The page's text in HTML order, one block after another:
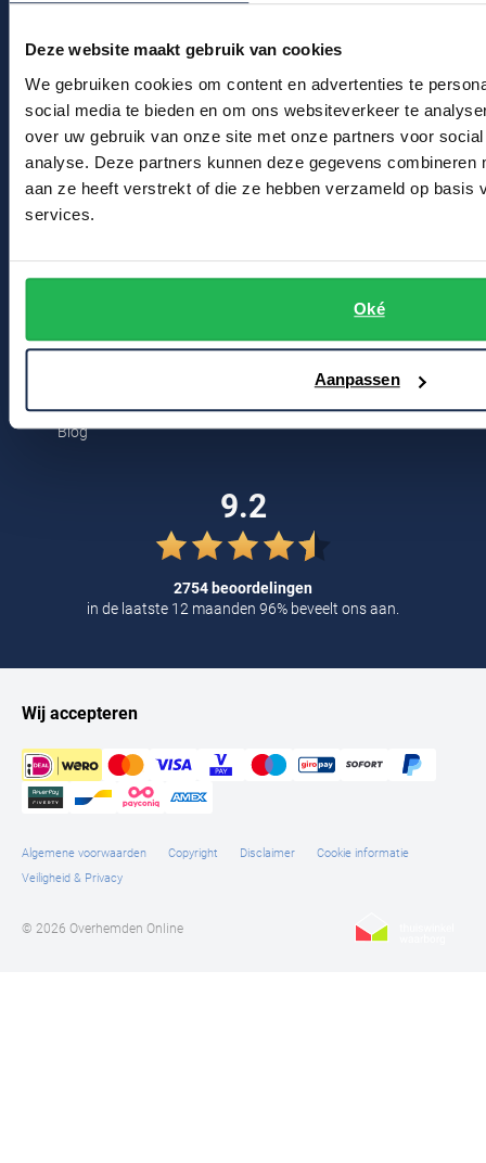
Deze website maakt gebruik van cookies
We gebruiken cookies om content en advertenties te
social media te bieden en om ons websiteverkeer te
over uw gebruik van onze site met onze partners voor
analyse. Deze partners kunnen deze gegevens combineren
aan ze heeft verstrekt of die ze hebben verzameld op basis
services.
Oké
Aanpassen
R2
State of Art
Tommy Hilfiger
Vanguard
Roy Robson
Schiesser
Seidensticker
State of Art
William Lockie
Alle Merken
Winkel
Winkel & Openingstijden
Contact
Bert Schrier Herenmode
2311 CX Leiden
Voor jou
Blog
9.2
2754 beoordelingen
in de laatste 12 maanden 96% beveelt ons aan.
Wij accepteren
Algemene voorwaarden Copyright Disclaimer
Cookie informatie
Veiligheid & Privacy
© 2026 Overhemden Online